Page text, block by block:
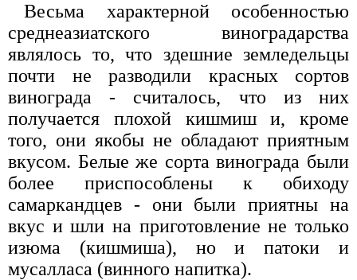
Весьма характерной особенностью
среднеазиатского виноградарства
являлось то, что здешние земледельцы
почти не разводили красных сортов
винограда - считалось, что из них
получается плохой кишмиш и, кроме
того, они якобы не обладают приятным
вкусом. Белые же сорта винограда были
более приспособлены к обиходу
самаркандцев - они были приятны на
вкус и шли на приготовление не только
изюма (кишмиша), но и патоки и
мусалласа (винного напитка).